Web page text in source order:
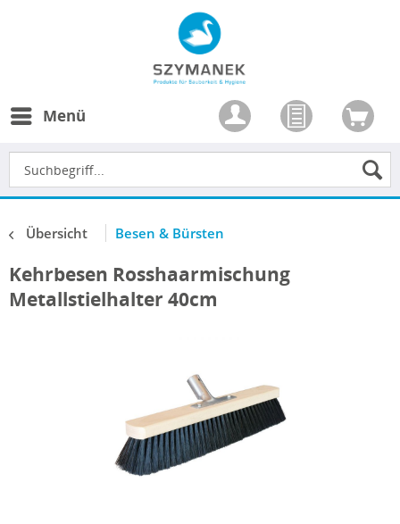
Menü
Übersicht Besen & Bürsten
Kehrbesen Rosshaarmischung
Metallstielhalter 40cm